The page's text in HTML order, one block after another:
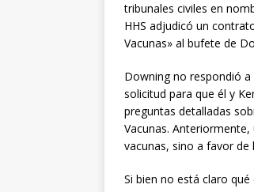
tribunales civiles en
HHS adjudicó un
Vacunas» al bufete de
Downing no respondió
solicitud para que él y
preguntas detalladas
Vacunas.
vacunas, sino a favor de
Si bien no está claro